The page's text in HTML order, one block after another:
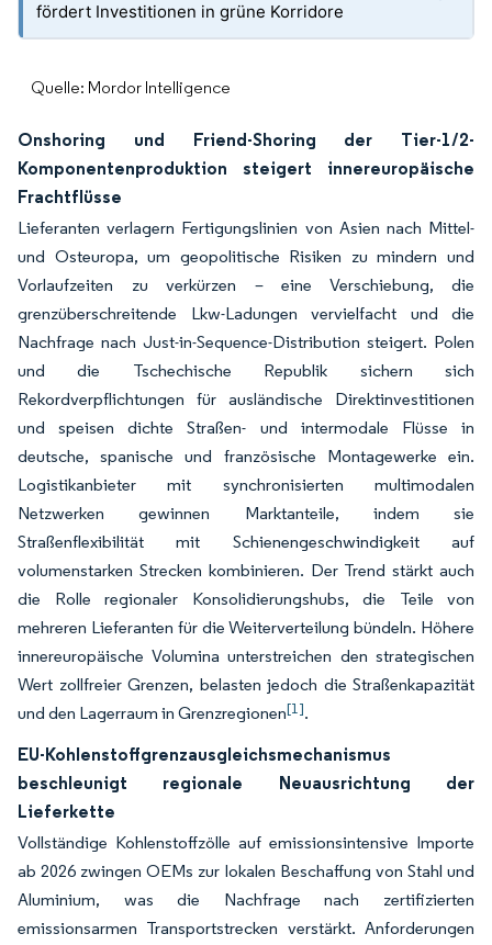
fördert Investitionen in grüne Korridore
Quelle: Mordor Intelligence
Onshoring und Friend-Shoring der Tier-1/2-
Komponentenproduktion steigert innereuropäische
Frachtflüsse
Lieferanten verlagern Fertigungslinien von Asien nach Mittel-
und Osteuropa, um geopolitische Risiken zu mindern und
Vorlaufzeiten zu verkürzen – eine Verschiebung, die
grenzüberschreitende Lkw-Ladungen vervielfacht und die
Nachfrage nach Just-in-Sequence-Distribution steigert. Polen
und die Tschechische Republik sichern sich
Rekordverpflichtungen für ausländische Direktinvestitionen
und speisen dichte Straßen- und intermodale Flüsse in
deutsche, spanische und französische Montagewerke ein.
Logistikanbieter mit synchronisierten multimodalen
Netzwerken gewinnen Marktanteile, indem sie
Straßenflexibilität mit Schienengeschwindigkeit auf
volumenstarken Strecken kombinieren. Der Trend stärkt auch
die Rolle regionaler Konsolidierungshubs, die Teile von
mehreren Lieferanten für die Weiterverteilung bündeln. Höhere
innereuropäische Volumina unterstreichen den strategischen
Wert zollfreier Grenzen, belasten jedoch die Straßenkapazität
und den Lagerraum in Grenzregionen[1].
EU-Kohlenstoffgrenzausgleichsmechanismus
beschleunigt regionale Neuausrichtung der
Lieferkette
Vollständige Kohlenstoffzölle auf emissionsintensive Importe
ab 2026 zwingen OEMs zur lokalen Beschaffung von Stahl und
Aluminium, was die Nachfrage nach zertifizierten
emissionsarmen Transportstrecken verstärkt. Anforderungen